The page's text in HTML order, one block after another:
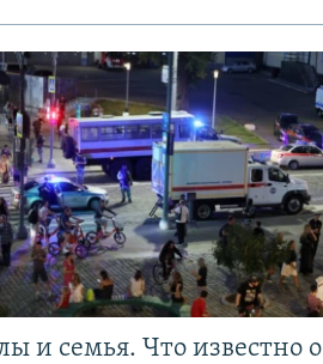
и семья. Что известно о